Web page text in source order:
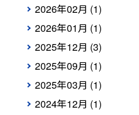
2026年02月 (1)
2026年01月 (1)
2025年12月 (3)
2025年09月 (1)
2025年03月 (1)
2024年12月 (1)